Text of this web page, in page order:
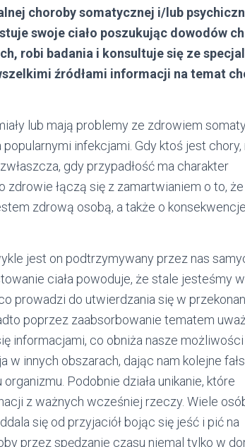
choroby somatycznej i/lub
swoje ciało poszukując dowodów
robi badania i konsultuje się ze
źródłami informacji na temat
lub mają problemy ze zdrowiem
infekcjami. Gdy ktoś jest chory,
gdy przypadłość ma charakter
zdrowie łączą się z zamartwianiem o to,
zdrową osobą, a także o konsekwencje
jest on podtrzymywany przez nas
ciała powoduje, że stale jesteśmy w
prowadzi do utwierdzania się w
poprzez zaabsorbowanie tematem
informacjami, co obniża nasze możliwości
w innych obszarach, dając nam kolejne
Podobnie działa unikanie, które
z ważnych wcześniej rzeczy. Wiele
się od przyjaciół bojąc się jeść i pić na
przez spędzanie czasu niemal tylko w